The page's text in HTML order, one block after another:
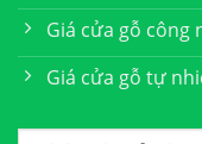
Giá cửa gỗ công
Giá cửa gỗ tự